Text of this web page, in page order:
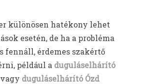
különösen hatékony lehet
esetén, de ha a probléma
fennáll, érdemes szakértő
például a duguláselhárító
duguláselhárító Ózd